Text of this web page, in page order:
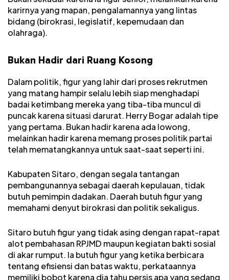
karirnya yang mapan, pengalamannya yang lintas
bidang (birokrasi, legislatif, kepemudaan dan
olahraga).
Bukan Hadir dari Ruang Kosong
Dalam politik, figur yang lahir dari proses rekrutmen
yang matang hampir selalu lebih siap menghadapi
badai ketimbang mereka yang tiba-tiba muncul di
puncak karena situasi darurat. Herry Bogar adalah tipe
yang pertama. Bukan hadir karena ada lowong,
melainkan hadir karena memang proses politik partai
telah mematangkannya untuk saat-saat seperti ini.
Kabupaten Sitaro, dengan segala tantangan
pembangunannya sebagai daerah kepulauan, tidak
butuh pemimpin dadakan. Daerah butuh figur yang
memahami denyut birokrasi dan politik sekaligus.
Sitaro butuh figur yang tidak asing dengan rapat-rapat
alot pembahasan RPJMD maupun kegiatan bakti sosial
di akar rumput. Ia butuh figur yang ketika berbicara
tentang efisiensi dan batas waktu, perkataannya
memiliki bobot karena dia tahu persis apa yang sedang